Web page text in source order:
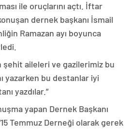
ile oruçlarını açtı. İftar
dernek başkanı İsmail
Ramazan ayı boyunca
şehit aileleri ve gazilerimiz bu
yazarken bu destanlar iyi
yazdılar.”
yapan Dernek Başkanı
Temmuz Derneği olarak gerek